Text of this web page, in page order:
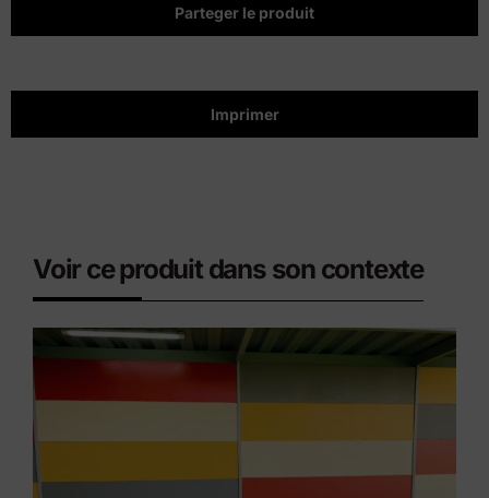
Parteger le produit
Imprimer
Voir ce produit dans son contexte